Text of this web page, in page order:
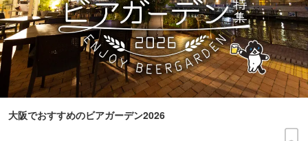
大阪でおすすめのビアガーデン2026